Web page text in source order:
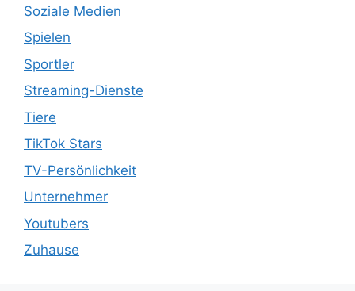
Soziale Medien
Spielen
Sportler
Streaming-Dienste
Tiere
TikTok Stars
TV-Persönlichkeit
Unternehmer
Youtubers
Zuhause